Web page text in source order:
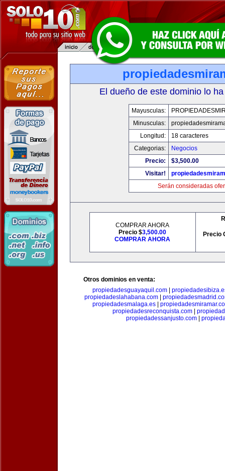
El dueño de este dominio lo
Mayusculas:
Minusculas:
Longitud:
18 caracteres
Categorias:
Negocios
Precio:
$3,500.00
Visitar!
Serán consideradas
COMPRAR AHORA
Precio $3,500.00
COMPRAR AHORA
Precio
Otros dominios en venta:
propiedadesguayaquil.com
propiedadeslahabana.com|
propiedadesmalaga.es|
propiedadesreconquista.com
propiedadessanjusto.com